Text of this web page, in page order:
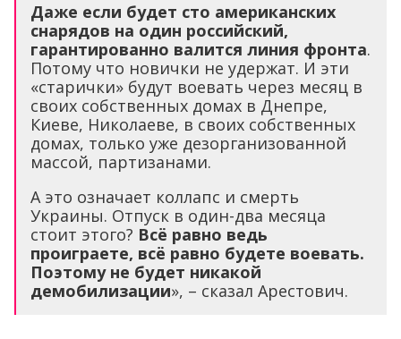
Даже если будет сто американских
снарядов на один российский,
гарантированно валится линия фронта.
Потому что новички не удержат. И эти
«старички» будут воевать через месяц в
своих собственных домах в Днепре,
Киеве, Николаеве, в своих собственных
домах, только уже дезорганизованной
массой, партизанами.
А это означает коллапс и смерть
Украины. Отпуск в один-два месяца
стоит этого? Всё равно ведь
проиграете, всё равно будете воевать.
Поэтому не будет никакой
демобилизации», – сказал Арестович.